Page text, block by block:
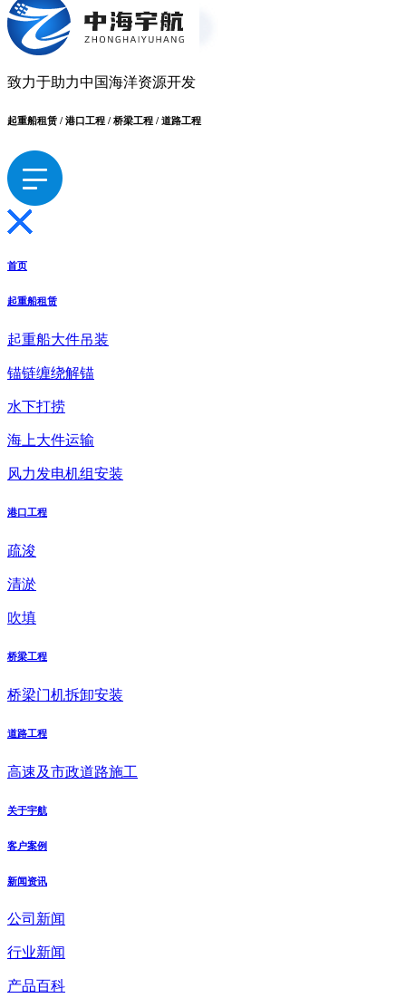
致力于助力中国海洋资源开发
起重船租赁 / 港口工程 / 桥梁工程 / 道路工程
首页
起重船租赁
起重船大件吊装
锚链缠绕解锚
水下打捞
海上大件运输
风力发电机组安装
港口工程
疏浚
清淤
吹填
桥梁工程
桥梁门机拆卸安装
道路工程
高速及市政道路施工
关于宇航
客户案例
新闻资讯
公司新闻
行业新闻
产品百科